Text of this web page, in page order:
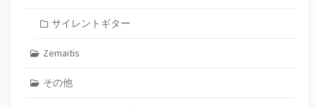
サイレントギター
Zemaitis
その他